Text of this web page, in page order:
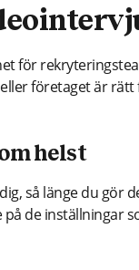
för
företaget är
helst
så länge du gör
de inställningar